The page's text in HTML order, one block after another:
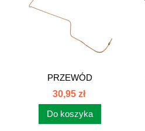
PRZEWÓD
HAMULCOWY PRAWY...
30,95 zł
Do koszyka